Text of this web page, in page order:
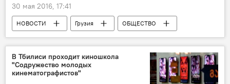
30 мая 2016, 17:41
НОВОСТИ Грузия ОБЩЕСТВО
В Тбилиси проходит киношкола
"Содружество молодых
кинематографистов"